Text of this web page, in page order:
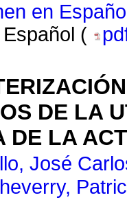
en
Español (
DE LA
DE LA
José